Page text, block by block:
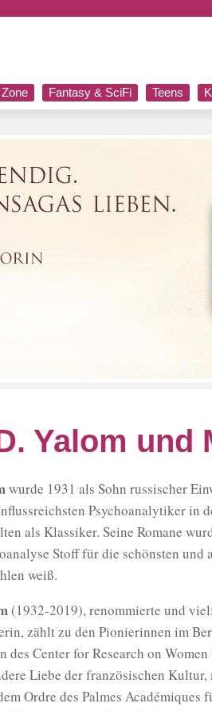
Fantasy & SciFi Teens
Yalom und
wurde 1931 als Sohn russischer
Psychoanalytiker in
als Klassiker. Seine Romane
Stoff für die schönsten
weiß.
(1932-2019), renommierte und
zählt zu den Pionierinnen im
des Center for Research on
Liebe der französischen
Ordre des Palmes